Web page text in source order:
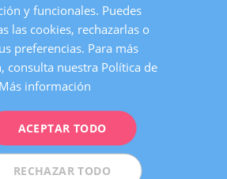
30.000 ecografías de embarazo al
hacemos más de 3.000
de alto riesgo al año.
UCI Neonatal de nivel III que atiende
y funcionales. Puedes
las cookies, rechazarlas o
preferencias. Para más
consulta nuestra Política de
Más información
ACEPTAR TODO
RECHAZAR TODO